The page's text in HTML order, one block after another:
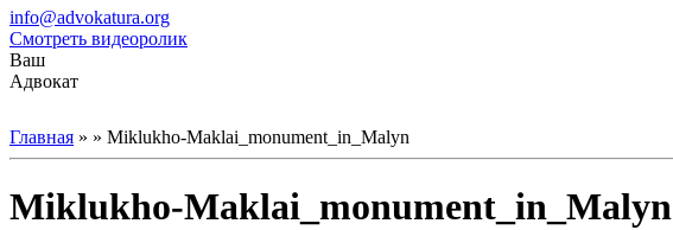
info@advokatura.org
Смотреть видеоролик
Ваш
Адвокат
Главная » » Miklukho-Maklai_monument_in_Malyn
Miklukho-Maklai_monument_in_Malyn